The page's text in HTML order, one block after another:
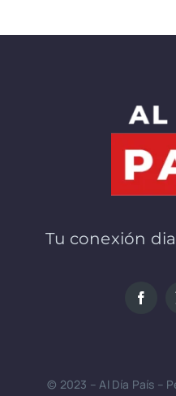
Tu conexión
© 2023 – Al Día País –